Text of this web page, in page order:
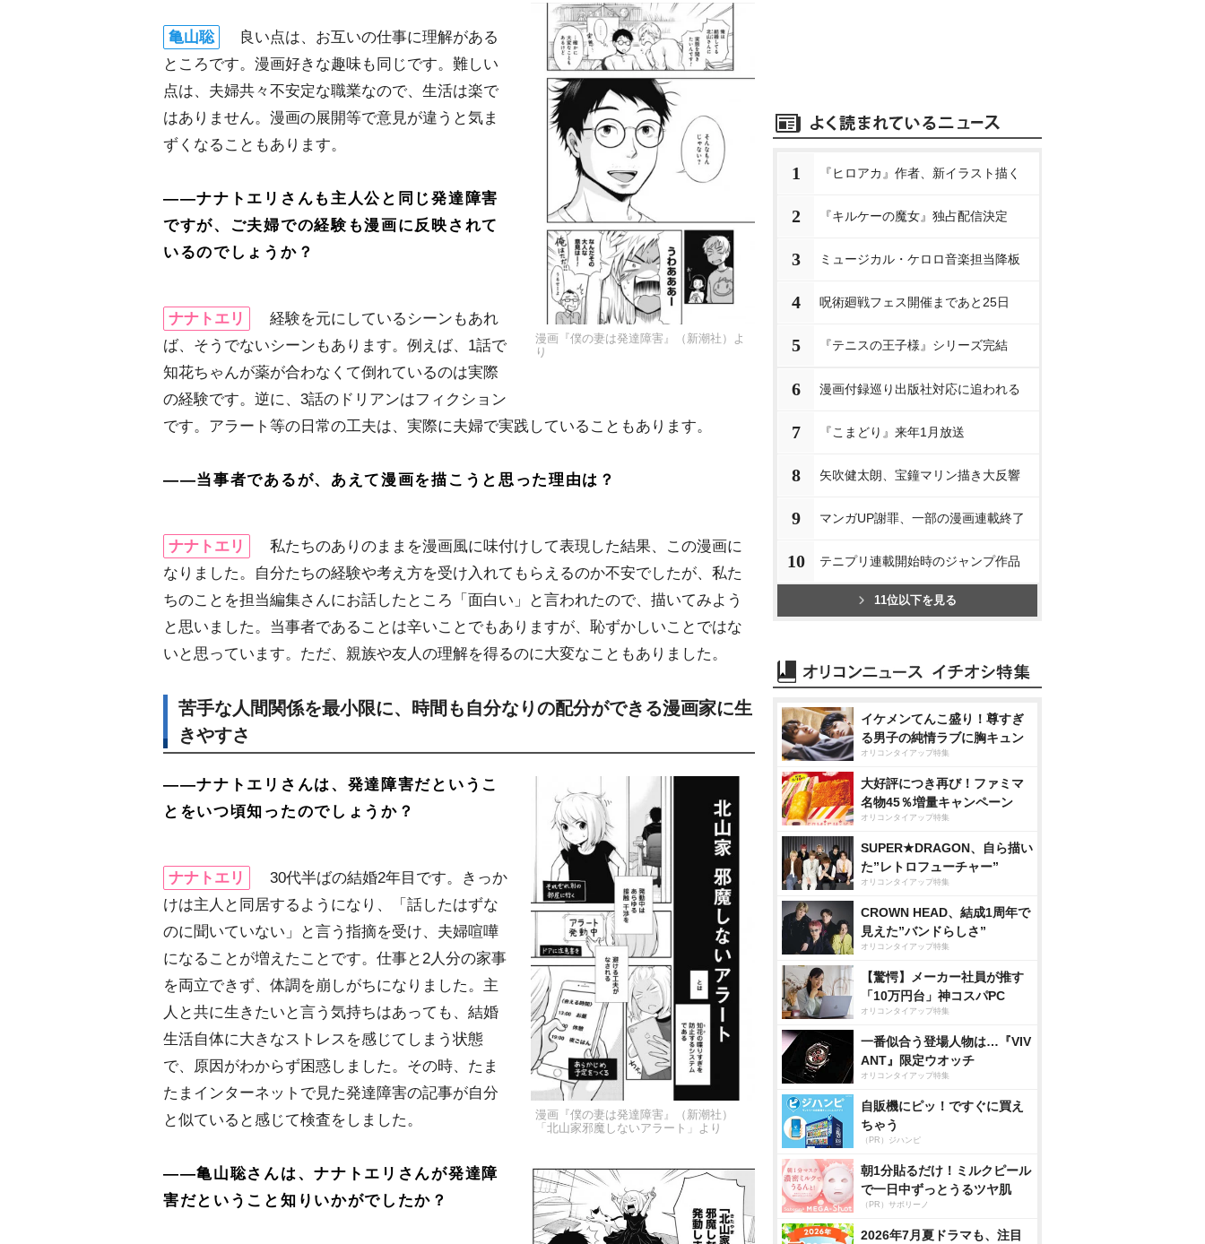
漫画『僕の妻は発達障害』（新潮社）よ
り
亀山聡
良い点は、お互いの仕事に理解がある
ところです。漫画好きな趣味も同じです。難しい
点は、夫婦共々不安定な職業なので、生活は楽で
はありません。漫画の展開等で意見が違うと気ま
ずくなることもあります。
――ナナトエリさんも主人公と同じ発達障害
ですが、ご夫婦での経験も漫画に反映されて
いるのでしょうか？
ナナトエリ
経験を元にしているシーンもあれ
ば、そうでないシーンもあります。例えば、1話で
知花ちゃんが薬が合わなくて倒れているのは実際
の経験です。逆に、3話のドリアンはフィクション
です。アラート等の日常の工夫は、実際に夫婦で実践していることもあります。
――当事者であるが、あえて漫画を描こうと思った理由は？
ナナトエリ
私たちのありのままを漫画風に味付けして表現した結果、この漫画に
なりました。自分たちの経験や考え方を受け入れてもらえるのか不安でしたが、私た
ちのことを担当編集さんにお話したところ「面白い」と言われたので、描いてみよう
と思いました。当事者であることは辛いことでもありますが、恥ずかしいことではな
いと思っています。ただ、親族や友人の理解を得るのに大変なこともありました。
苦手な人間関係を最小限に、時間も自分なりの配分ができる漫画家に生
きやすさ
漫画『僕の妻は発達障害』（新潮社）
「北山家邪魔しないアラート」より
――ナナトエリさんは、発達障害だというこ
とをいつ頃知ったのでしょうか？
ナナトエリ
30代半ばの結婚2年目です。きっか
けは主人と同居するようになり、「話したはずな
のに聞いていない」と言う指摘を受け、夫婦喧嘩
になることが増えたことです。仕事と2人分の家事
を両立できず、体調を崩しがちになりました。主
人と共に生きたいと言う気持ちはあっても、結婚
生活自体に大きなストレスを感じてしまう状態
で、原因がわからず困惑しました。その時、たま
たまインターネットで見た発達障害の記事が自分
と似ていると感じて検査をしました。
――亀山聡さんは、ナナトエリさんが発達障
害だということ知りいかがでしたか？
1 『ヒロアカ』作者、新イラスト描く
2 『キルケーの魔女』独占配信決定
3 ミュージカル・ケロロ音楽担当降板
4 呪術廻戦フェス開催まであと25日
5 『テニスの王子様』シリーズ完結
6 漫画付録巡り出版社対応に追われる
7 『こまどり』来年1月放送
8 矢吹健太朗、宝鐘マリン描き大反響
9 マンガUP謝罪、一部の漫画連載終了
10 テニプリ連載開始時のジャンプ作品
11位以下を見る
イケメンてんこ盛り！尊すぎ
る男子の純情ラブに胸キュン
オリコンタイアップ特集
大好評につき再び！ファミマ
名物45％増量キャンペーン
オリコンタイアップ特集
SUPER★DRAGON、自ら描い
た”レトロフューチャー”
オリコンタイアップ特集
CROWN HEAD、結成1周年で
見えた”バンドらしさ”
オリコンタイアップ特集
【驚愕】メーカー社員が推す
「10万円台」神コスパPC
オリコンタイアップ特集
一番似合う登場人物は…『VIV
ANT』限定ウオッチ
オリコンタイアップ特集
自販機にピッ！ですぐに買え
ちゃう
（PR）ジハンピ
朝1分貼るだけ！ミルクピール
で一日中ずっとうるツヤ肌
（PR）サボリーノ
2026年7月夏ドラマも、注目